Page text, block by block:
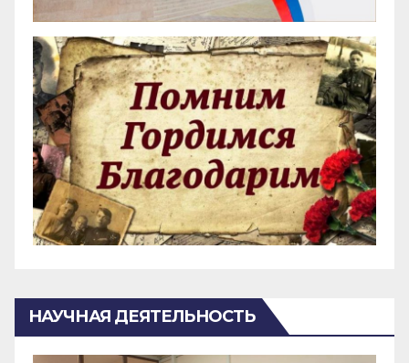
НАУЧНАЯ ДЕЯТЕЛЬНОСТЬ